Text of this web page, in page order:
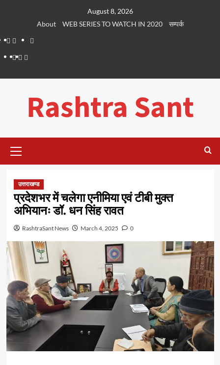
August 8, 2026
About
WEB SERIES TO WATCH IN 2020
सम्पर्क
About
WEB
SERIES
Dehradun
LifePlaces
सम्पर्क
Rashtra Sant
Menu
उत्तराखण्ड
प्रदेशभर में चलेगा एनीमिया एवं टीबी मुक्त
अभियानः डॉ. धन सिंह रावत
RashtraSant News March 4, 2025 0